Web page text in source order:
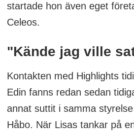
startade hon även eget
Celeos.
"Kände jag ville
Kontakten med Highlights
Edin fanns redan sedan
annat suttit i samma
Håbo. När Lisas tankar på